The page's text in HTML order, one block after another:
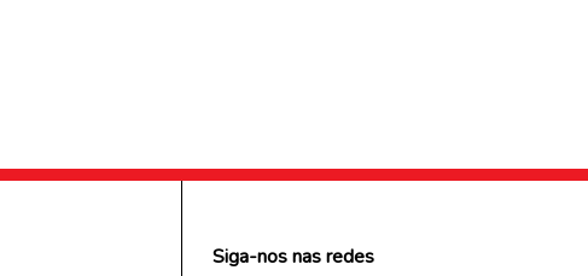
Siga-nos nas redes